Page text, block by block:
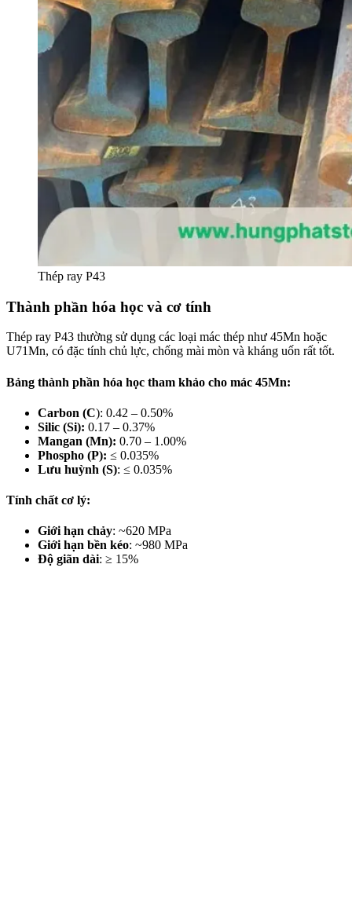
Thép ray P43
Thành phần hóa học và cơ tính
Thép ray P43 thường sử dụng các loại mác thép như 45Mn hoặc
U71Mn, có đặc tính chủ lực, chống mài mòn và kháng uốn rất tốt.
Bảng thành phần hóa học tham khảo cho mác 45Mn:
Carbon (C): 0.42 – 0.50%
Silic (Si): 0.17 – 0.37%
Mangan (Mn): 0.70 – 1.00%
Phospho (P): ≤ 0.035%
Lưu huỳnh (S): ≤ 0.035%
Tính chất cơ lý:
Giới hạn chảy: ~620 MPa
Giới hạn bền kéo: ~980 MPa
Độ giãn dài: ≥ 15%